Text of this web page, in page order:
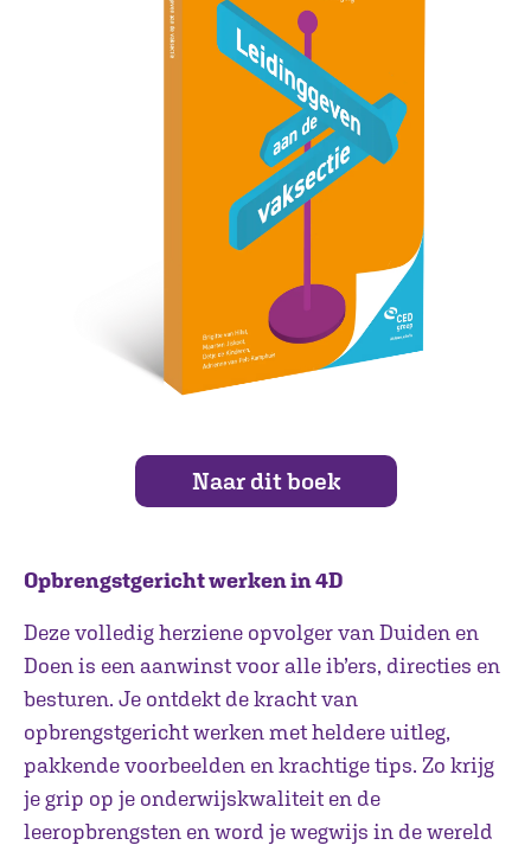
Naar dit boek
Opbrengstgericht werken in 4D
Deze volledig herziene opvolger van Duiden en
Doen is een aanwinst voor alle ib’ers, directies en
besturen. Je ontdekt de kracht van
opbrengstgericht werken met heldere uitleg,
pakkende voorbeelden en krachtige tips. Zo krijg
je grip op je onderwijskwaliteit en de
leeropbrengsten en word je wegwijs in de wereld